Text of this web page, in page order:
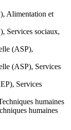
Alimentation et
Services sociaux,
(ASP),
(ASP), Services
Services
humaines
humaines